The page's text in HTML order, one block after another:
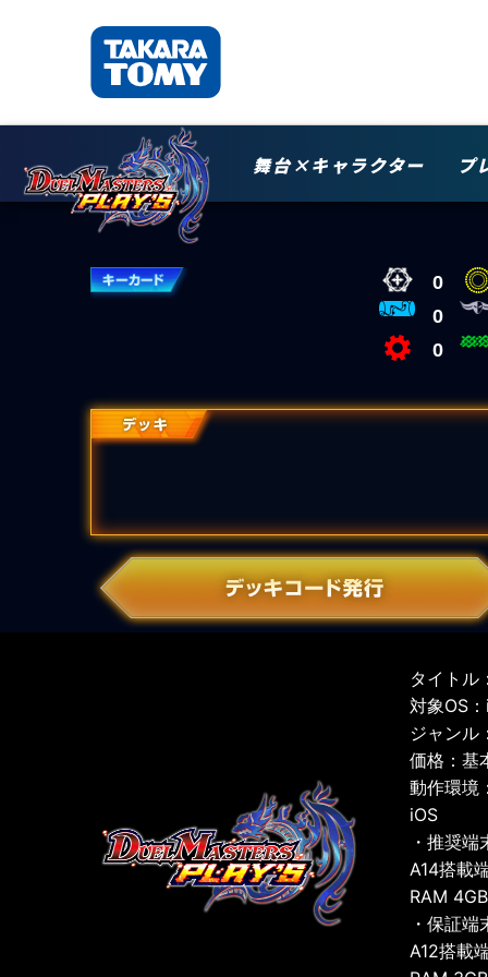
舞台×キャラクター プ
0
0
0
タイトル
対象OS
ジャンル
価格：基
動作環境
iOS
・推奨端
A14搭載
RAM
・保証端
A12搭載